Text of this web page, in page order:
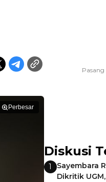
Perbesar
Diskusi
1
Sayembara
Dikritik